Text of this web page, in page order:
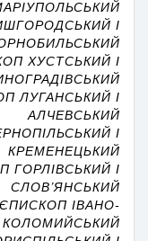
І
ХУСТСЬКИЙ І
ЛУГАНСЬКИЙ І
АЛЧЕВСЬКИЙ
І
КРЕМЕНЕЦЬКИЙ
ГОРЛІВСЬКИЙ І
СЛОВ’ЯНСЬКИЙ
ІВАНО-
КОЛОМИЙСЬКИЙ